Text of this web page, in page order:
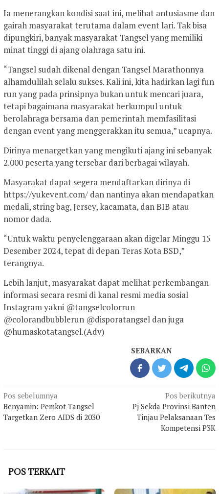
Ia menerangkan kondisi saat ini, melihat antusiasme dan
gairah masyarakat terutama dalam event lari. Tak bisa
dipungkiri, banyak masyarakat Tangsel yang memiliki
minat tinggi di ajang olahraga satu ini.
“Tangsel sudah dikenal dengan Tangsel Marathonnya
alhamdulilah selalu sukses. Kali ini, kita hadirkan lagi fun
run yang pada prinsipnya bukan untuk mencari juara,
tetapi bagaimana masyarakat berkumpul untuk
berolahraga bersama dan pemerintah memfasilitasi
dengan event yang menggerakkan itu semua,” ucapnya.
Dirinya menargetkan yang mengikuti ajang ini sebanyak
2.000 peserta yang tersebar dari berbagai wilayah.
Masyarakat dapat segera mendaftarkan dirinya di
https://yukevent.com/ dan nantinya akan mendapatkan
medali, string bag, Jersey, kacamata, dan BIB atau
nomor dada.
“Untuk waktu penyelenggaraan akan digelar Minggu 15
Desember 2024, tepat di depan Teras Kota BSD,”
terangnya.
Lebih lanjut, masyarakat dapat melihat perkembangan
informasi secara resmi di kanal resmi media sosial
Instagram yakni @tangselcolorrun
@colorandbubblerun @disporatangsel dan juga
@humaskotatangsel.(Adv)
SEBARKAN
Navigasi
pos
Pos sebelumnya
Benyamin: Pemkot Tangsel
Targetkan Zero AIDS di 2030
Pos berikutnya
Pj Sekda Provinsi Banten
Tinjau Pelaksanaan Tes
Kompetensi P3K
POS TERKAIT